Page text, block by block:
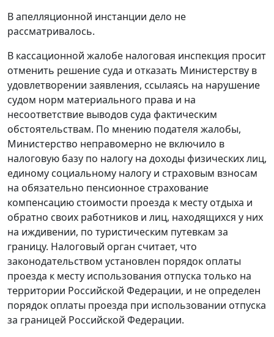
В апелляционной инстанции дело не
рассматривалось.
В кассационной жалобе налоговая инспекция просит
отменить решение суда и отказать Министерству в
удовлетворении заявления, ссылаясь на нарушение
судом норм материального права и на
несоответствие выводов суда фактическим
обстоятельствам. По мнению подателя жалобы,
Министерство неправомерно не включило в
налоговую базу по налогу на доходы физических лиц,
единому социальному налогу и страховым взносам
на обязательно пенсионное страхование
компенсацию стоимости проезда к месту отдыха и
обратно своих работников и лиц, находящихся у них
на иждивении, по туристическим путевкам за
границу. Налоговый орган считает, что
законодательством установлен порядок оплаты
проезда к месту использования отпуска только на
территории Российской Федерации, и не определен
порядок оплаты проезда при использовании отпуска
за границей Российской Федерации.